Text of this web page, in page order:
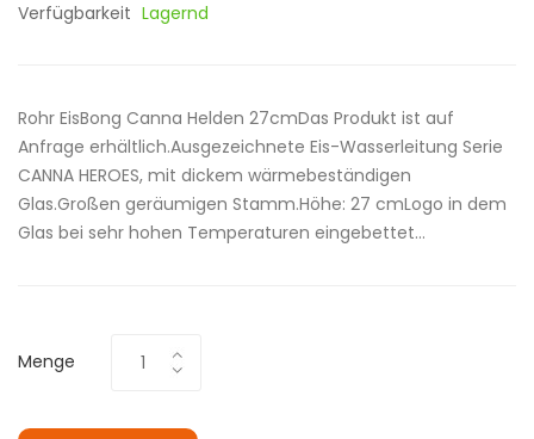
Verfügbarkeit Lagernd
Rohr EisBong Canna Helden 27cmDas Produkt ist auf
Anfrage erhältlich.Ausgezeichnete Eis-Wasserleitung Serie
CANNA HEROES, mit dickem wärmebeständigen
Glas.Großen geräumigen Stamm.Höhe: 27 cmLogo in dem
Glas bei sehr hohen Temperaturen eingebettet...
Menge